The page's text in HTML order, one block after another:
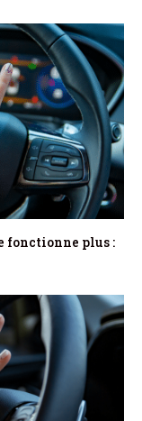
fonctionne plus :